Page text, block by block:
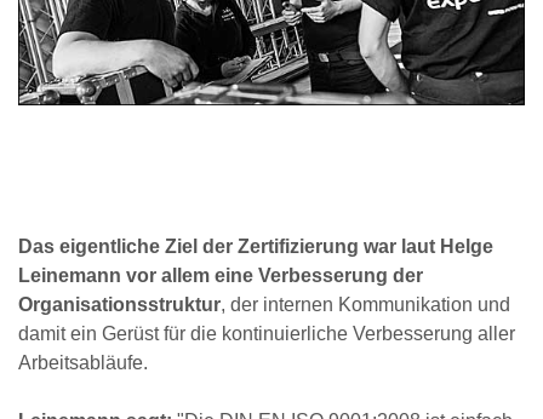
Das eigentliche Ziel der Zertifizierung war laut Helge
Leinemann vor allem eine Verbesserung der
Organisationsstruktur, der internen Kommunikation und
damit ein Gerüst für die kontinuierliche Verbesserung aller
Arbeitsabläufe.